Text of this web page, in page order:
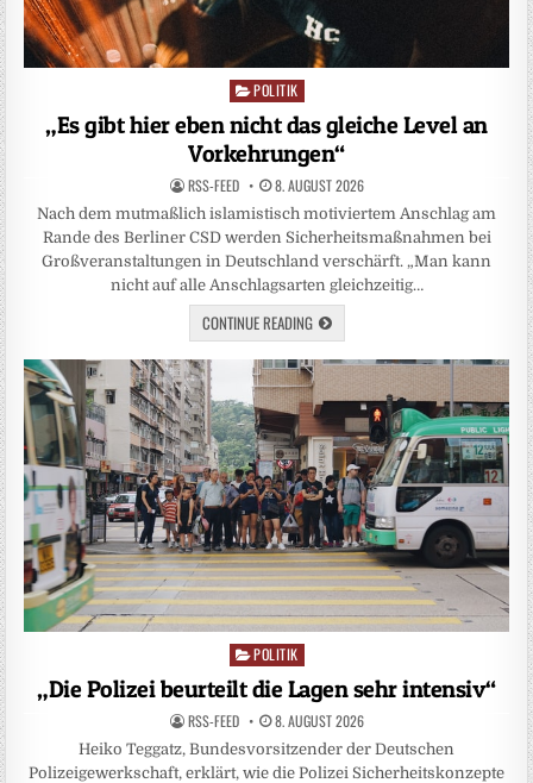
Posted
POLITIK
„Es gibt hier eben nicht das gleiche Level an
Vorkehrungen“
RSS-FEED 8. AUGUST 2026
Nach dem mutmaßlich islamistisch motiviertem Anschlag am
Rande des Berliner CSD werden Sicherheitsmaßnahmen bei
Großveranstaltungen in Deutschland verschärft. „Man kann
nicht auf alle Anschlagsarten gleichzeitig…
CONTINUE READING
Posted
in
POLITIK
„Die Polizei beurteilt die Lagen sehr intensiv“
RSS-FEED 8. AUGUST 2026
Heiko Teggatz, Bundesvorsitzender der Deutschen
Polizeigewerkschaft, erklärt, wie die Polizei Sicherheitskonzepte